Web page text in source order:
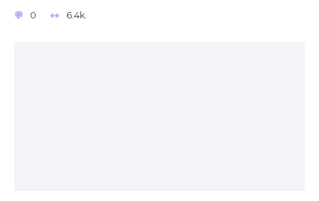
0 6.4k.